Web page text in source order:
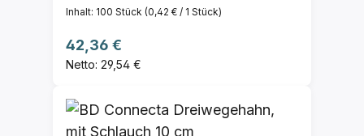
Inhalt: 100 Stück (0,42 € / 1 Stück)
Regulärer Preis:
42,36 €
Netto: 29,54 €